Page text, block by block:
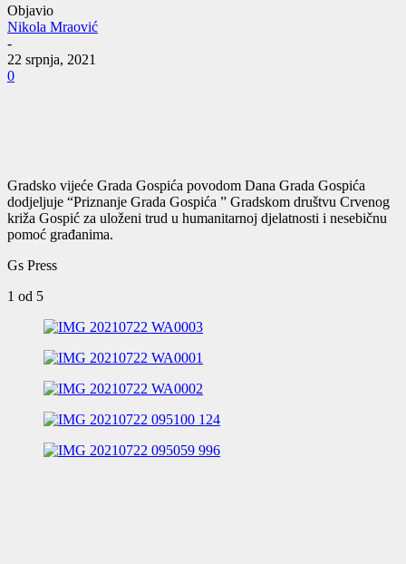
Objavio
Nikola Mraović
-
22 srpnja, 2021
0
Gradsko vijeće Grada Gospića povodom Dana Grada Gospića
dodjeljuje “Priznanje Grada Gospića ” Gradskom društvu Crvenog
križa Gospić za uloženi trud u humanitarnoj djelatnosti i nesebičnu
pomoć građanima.
Gs Press
1 od 5